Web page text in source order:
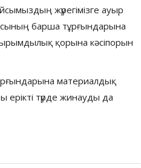
жүрегімізге ауыр
барша тұрғындарына
қорына кәсіпорын
материалдық
түрде жинауды да